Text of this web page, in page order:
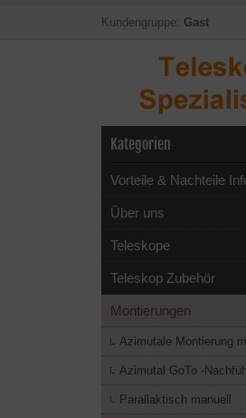
Kundengruppe: Gast
Kategorien
Vorteile & Nachteile
Über uns
Teleskope
Teleskop Zubehör
Montierungen
Azimutale Montierung
Azimutal GoTo -
Parallaktisch manuell